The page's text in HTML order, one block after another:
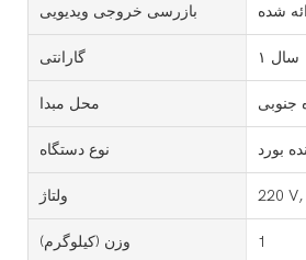
بازرسی خروجی ویدیویی شده
گارانتی ۱ سال
محل مبدا جنوبی
نوع دستگاه
ولتاژ 220
وزن (کیلوگرم) 1